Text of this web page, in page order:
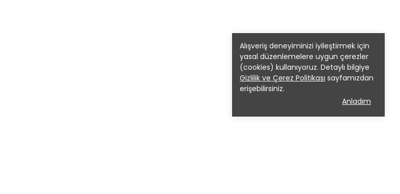
Alışveriş deneyiminizi iyileştirmek için
yasal düzenlemelere uygun çerezler
(cookies) kullanıyoruz. Detaylı bilgiye
Gizlilik ve Çerez Politikası sayfamızdan
erişebilirsiniz.
Anladım